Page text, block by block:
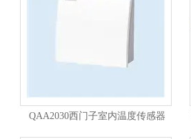
QAA2030西门子室内温度传感器
NTC 10K